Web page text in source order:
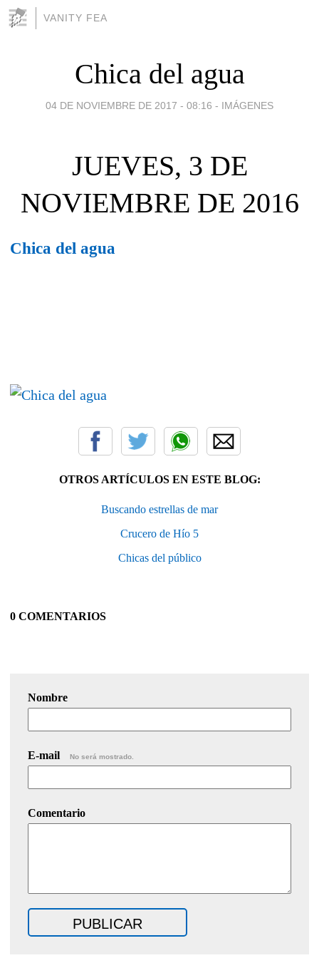
VANITY FEA
Chica del agua
04 DE NOVIEMBRE DE 2017 - 08:16 - IMÁGENES
JUEVES, 3 DE
NOVIEMBRE DE 2016
Chica del agua
OTROS ARTÍCULOS EN ESTE BLOG:
Buscando estrellas de mar
Crucero de Hío 5
Chicas del público
0 COMENTARIOS
Nombre
E-mail No será mostrado.
Comentario